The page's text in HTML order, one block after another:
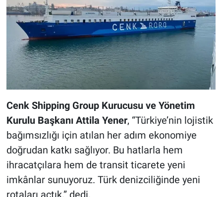
Cenk Shipping Group Kurucusu ve Yönetim
Kurulu Başkanı Attila Yener, “Türkiye’nin lojistik
bağımsızlığı için atılan her adım ekonomiye
doğrudan katkı sağlıyor. Bu hatlarla hem
ihracatçılara hem de transit ticarete yeni
imkânlar sunuyoruz. Türk denizciliğinde yeni
rotaları açtık.” dedi.